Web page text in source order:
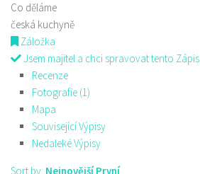
Co děláme
česká kuchyně
Záložka
Jsem majitel a chci spravovat tento Zápis
Recenze
Fotografie (1)
Mapa
Související Výpisy
Nedaleké Výpisy
Sort by: Nejnovější První